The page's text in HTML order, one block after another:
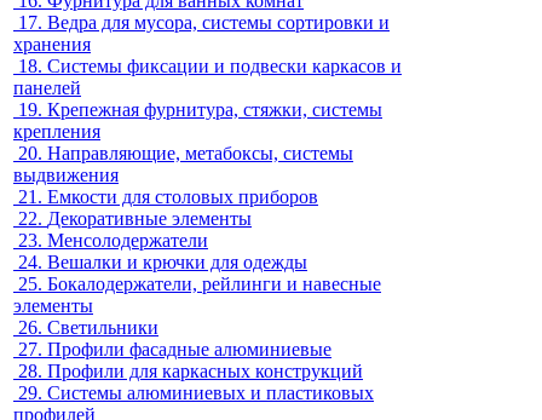
17. Ведра для мусора, системы сортировки и
хранения
18. Системы фиксации и подвески каркасов и
панелей
19. Крепежная фурнитура, стяжки, системы
крепления
20. Направляющие, метабоксы, системы
выдвижения
21. Емкости для столовых приборов
22. Декоративные элементы
23. Менсолодержатели
24. Вешалки и крючки для одежды
25. Бокалодержатели, рейлинги и навесные
элементы
26. Светильники
27. Профили фасадные алюминиевые
28. Профили для каркасных конструкций
29. Системы алюминиевых и пластиковых
профилей